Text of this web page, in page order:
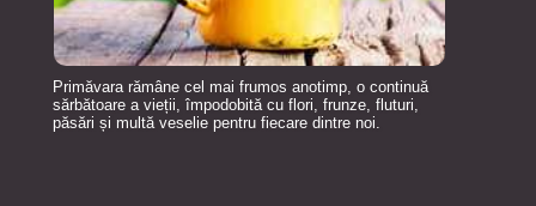
Primăvara rămâne cel mai frumos anotimp, o continuă
sărbătoare a vieții, împodobită cu flori, frunze, fluturi,
păsări și multă veselie pentru fiecare dintre noi.